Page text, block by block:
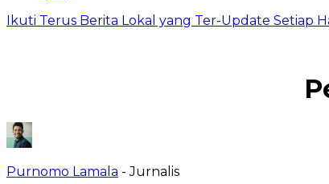
Ikuti Terus Berita Lokal yang Ter-Update Setiap
Purnomo Lamala - Jurnalis